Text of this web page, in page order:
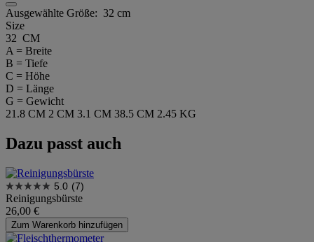
Ausgewählte Größe: 32 cm
Size
32 CM
A = Breite
B = Tiefe
C = Höhe
D = Länge
G = Gewicht
21.8 CM 2 CM 3.1 CM 38.5 CM 2.45 KG
Dazu passt auch
5.0 (7)
Reinigungsbürste
26,00 €
Zum Warenkorb hinzufügen